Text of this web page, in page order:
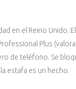
en el Reino Unido.
Plus
de teléfono. Se
estafa es un hecho.